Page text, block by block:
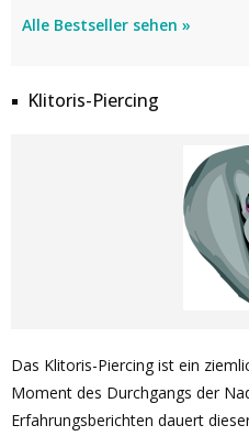
Alle Bestseller sehen »
Klitoris-Piercing
Das Klitoris-Piercing ist ein
Moment des Durchgangs der
Erfahrungsberichten dauert